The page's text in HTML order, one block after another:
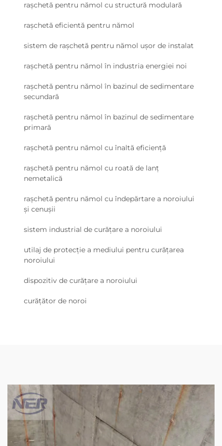
rașchetă pentru nămol cu structură modulară
rașchetă eficientă pentru nămol
sistem de rașchetă pentru nămol ușor de instalat
rașchetă pentru nămol în industria energiei noi
rașchetă pentru nămol în bazinul de sedimentare
secundară
rașchetă pentru nămol în bazinul de sedimentare
primară
rașchetă pentru nămol cu înaltă eficiență
rașchetă pentru nămol cu roată de lanț
nemetalică
rașchetă pentru nămol cu îndepărtare a noroiului
și cenușii
sistem industrial de curățare a noroiului
utilaj de protecție a mediului pentru curățarea
noroiului
dispozitiv de curățare a noroiului
curățător de noroi